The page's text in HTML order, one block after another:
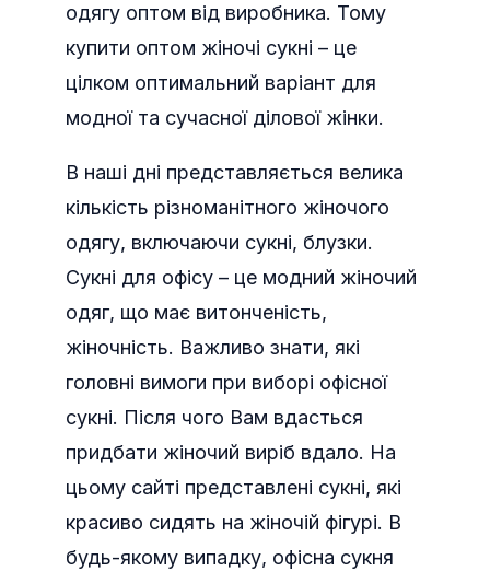
одягу оптом від виробника. Тому
купити оптом жіночі сукні – це
цілком оптимальний варіант для
модної та сучасної ділової жінки.
В наші дні представляється велика
кількість різноманітного жіночого
одягу, включаючи сукні, блузки.
Сукні для офісу – це модний жіночий
одяг, що має витонченість,
жіночність. Важливо знати, які
головні вимоги при виборі офісної
сукні. Після чого Вам вдасться
придбати жіночий виріб вдало. На
цьому сайті представлені сукні, які
красиво сидять на жіночій фігурі. В
будь-якому випадку, офісна сукня